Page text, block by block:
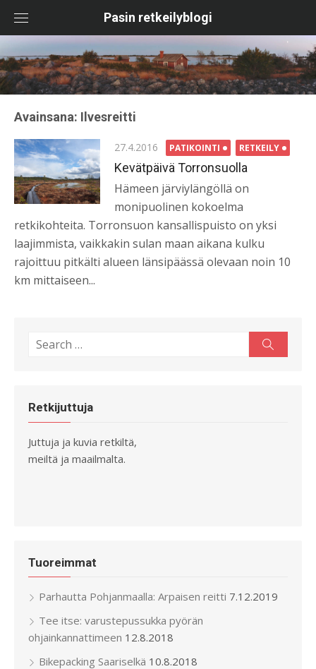
content
Pasin retkeilyblogi
Avainsana: Ilvesreitti
Posted
on
27.4.2016 PATIKOINTI RETKEILY
Kevätpäivä Torronsuolla
Hämeen järviylängöllä on
monipuolinen kokoelma
retkikohteita. Torronsuon kansallispuisto on yksi
laajimmista, vaikkakin sulan maan aikana kulku
rajoittuu pitkälti alueen länsipäässä olevaan noin 10
km mittaiseen...
Search
Retkijuttuja
Juttuja ja kuvia retkiltä,
meiltä ja maailmalta.
Tuoreimmat
Parhautta Pohjanmaalla: Arpaisen reitti 7.12.2019
Tee itse: varustepussukka pyörän
ohjainkannattimeen 12.8.2018
Bikepacking Saariselkä 10.8.2018